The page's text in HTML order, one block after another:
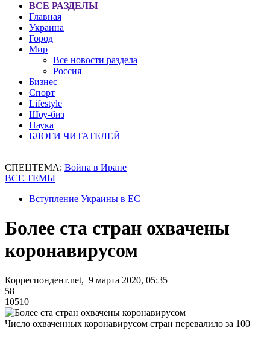
ВСЕ РАЗДЕЛЫ
Главная
Украина
Город
Мир
Все новости раздела
Россия
Бизнес
Спорт
Lifestyle
Шоу-биз
Наука
БЛОГИ ЧИТАТЕЛЕЙ
СПЕЦТЕМА: Война в Иране
ВСЕ ТЕМЫ
Вступление Украины в ЕС
Более ста стран охвачены
коронавирусом
Корреспондент.net, 9 марта 2020, 05:35
58
10510
Число охваченных коронавирусом стран перевалило за 100